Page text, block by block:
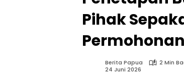
Pihak
Berita Papua
2 Min
24 Juni 2026